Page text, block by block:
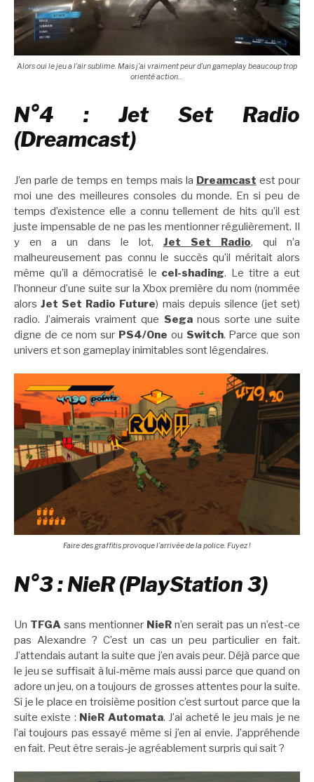
Alors oui le jeu a l’air sublime. Mais j’ai vraiment peur d’un gameplay beaucoup trop
orienté action…
N°4 : Jet Set Radio
(Dreamcast)
J’en parle de temps en temps mais la Dreamcast est pour
moi une des meilleures consoles du monde. En si peu de
temps d’existence elle a connu tellement de hits qu’il est
juste impensable de ne pas les mentionner régulièrement. Il
y en a un dans le lot, Jet Set Radio, qui n’a
malheureusement pas connu le succès qu’il méritait alors
même qu’il a démocratisé le cel-shading. Le titre a eut
l’honneur d’une suite sur la Xbox première du nom (nommée
alorsJet Set Radio Future) mais depuis silence (jet set)
radio. J’aimerais vraiment que Sega nous sorte une suite
digne de ce nom sur PS4/One ou Switch. Parce que son
univers et son gameplay inimitables sont légendaires.
Faire des graffitis provoque l’arrivée de la police. Fuyez !
N°3 : NieR (PlayStation 3)
Un TFGA sans mentionner NieR n’en serait pas un n’est-ce
pas Alexandre ? C’est un cas un peu particulier en fait.
J’attendais autant la suite que j’en avais peur. Déjà parce que
le jeu se suffisait à lui-même mais aussi parce que quand on
adore un jeu, on a toujours de grosses attentes pour la suite.
Si je le place en troisième position c’est surtout parce que la
suite existe : NieR Automata. J’ai acheté le jeu mais je ne
l’ai toujours pas essayé même si j’en ai envie. J’appréhende
en fait. Peut être serais-je agréablement surpris qui sait ?